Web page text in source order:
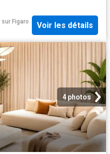
sur Figaro
Voir les détails
4 photos